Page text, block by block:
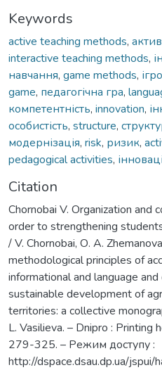
Keywords
active teaching methods,
interactive teaching methods,
навчання, game methods,
game, педагогічна гра,
компетентність, innovation,
особистість, structure,
модернізація, risk, ризик,
pedagogical activities,
Citation
Chornobai V. Organization and
order to strengthening
/ V. Chornobai, О. А.
methodological principles of
informational and language
sustainable development of
territories: a collective
L. Vasilieva. – Dnipro : Printing
279-325. – Режим доступу :
http://dspace.dsau.dp.ua/